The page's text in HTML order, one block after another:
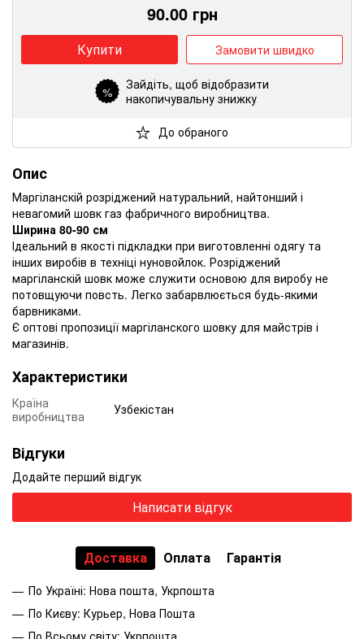
90.00грн
Купити Замовити швидко
% Зайдіть, щоб відобразити
накопичувальну знижку
До обраного
Опис
Маргіланскій розріджений натуральний, найтонший і
невагомий шовк газ фабричного виробництва.
Ширина 80-90 см
Ідеальний в якості підкладки при виготовленні одягу та
інших виробів в техніці нуновойлок. Розріджений
маргіланскій шовк може служити основою для виробу не
потовщуючи повсть. Легко забарвлюється будь-якими
барвниками.
Є оптові пропозиції маргіланского шовку для майстрів і
магазинів.
Характеристики
Країна
виробництва
Узбекістан
Відгуки
Додайте перший відгук
Написати відгук
Доставка Оплата Гарантія
По Україні: Нова пошта, Укрпошта
По Києву: Курьер, Нова Пошта